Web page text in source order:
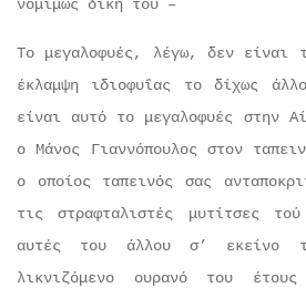
νομίμως δική του –
Το μεγαλοφυές, λέγω, δεν είναι
έκλαμψη ιδιοφυΐας το δίχως
είναι αυτό το μεγαλοφυές στην
ο Μάνος Γιαννόπουλος στον
ο οποίος ταπεινός σας
τις στραφταλιστές μυτίτσες
αυτές του άλλου σ’ εκείνο
λικνιζόμενο ουρανό του έτους